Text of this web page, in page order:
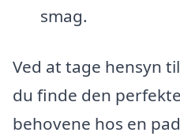
smag.
Ved at tage hensyn
du finde den
behovene hos en